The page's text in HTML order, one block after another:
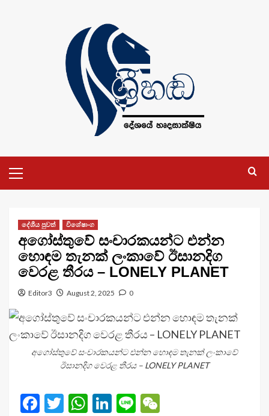
Menu
දේශීය පුවත් විශේෂාංග
අගෝස්තුවේ සංචාරකයන්ට එන්න
හොඳම තැනක් ලංකාවේ ඊසානදිග
වෙරළ තීරය – LONELY PLANET
Editor3 August 2, 2025 0
අගෝස්තුවේ සංචාරකයන්ට එන්න හොඳම තැනක් ලංකාවේ
ඊසානදිග වෙරළ තීරය – LONELY PLANET
Facebook
Twitter
WhatsApp
LinkedIn
Line